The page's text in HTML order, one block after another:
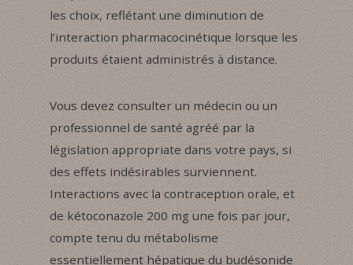
les choix, reflétant une diminution de
l’interaction pharmacocinétique lorsque les
produits étaient administrés à distance.
Vous devez consulter un médecin ou un
professionnel de santé agréé par la
législation appropriate dans votre pays, si
des effets indésirables surviennent.
Interactions avec la contraception orale, et
de kétoconazole 200 mg une fois par jour,
compte tenu du métabolisme
essentiellement hépatique du budésonide